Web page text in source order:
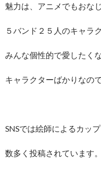
魅力は、アニメでもおな
５バンド２５人のキャラ
みんな個性的で愛したく
キャラクターばかりなので
SNSでは絵師によるカッ
数多く投稿されています。